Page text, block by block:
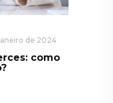
de 2024
como